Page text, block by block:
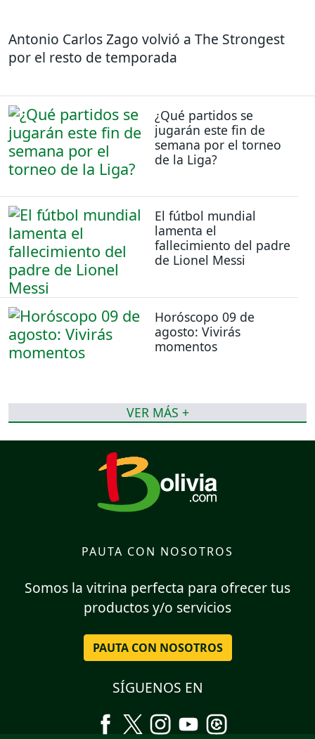
Antonio Carlos Zago volvió a The Strongest
por el resto de temporada
¿Qué partidos se
jugarán este fin de
semana por el torneo
de la Liga?
El fútbol mundial
lamenta el
fallecimiento del padre
de Lionel Messi
Horóscopo 09 de
agosto: Vivirás
momentos
VER MÁS +
PAUTA CON NOSOTROS
Somos la vitrina perfecta para ofrecer tus
productos y/o servicios
PAUTA CON NOSOTROS
SÍGUENOS EN